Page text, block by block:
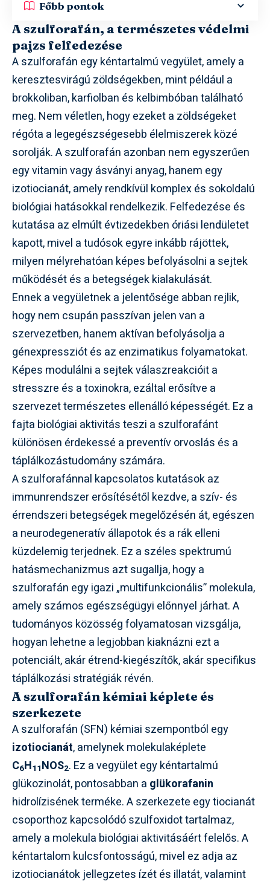
Főbb pontok
A szulforafán, a természetes védelmi
pajzs felfedezése
A szulforafán egy kéntartalmú vegyület, amely a
keresztesvirágú zöldségekben, mint például a
brokkoliban, karfiolban és kelbimbóban található
meg. Nem véletlen, hogy ezeket a zöldségeket
régóta a legegészségesebb élelmiszerek közé
sorolják. A szulforafán azonban nem egyszerűen
egy vitamin vagy ásványi anyag, hanem egy
izotiocianát, amely rendkívül komplex és sokoldalú
biológiai hatásokkal rendelkezik. Felfedezése és
kutatása az elmúlt évtizedekben óriási lendületet
kapott, mivel a tudósok egyre inkább rájöttek,
milyen mélyrehatóan képes befolyásolni a sejtek
működését és a betegségek kialakulását.
Ennek a vegyületnek a jelentősége abban rejlik,
hogy nem csupán passzívan jelen van a
szervezetben, hanem aktívan befolyásolja a
génexpressziót és az enzimatikus folyamatokat.
Képes modulálni a sejtek válaszreakcióit a
stresszre és a toxinokra, ezáltal erősítve a
szervezet természetes ellenálló képességét. Ez a
fajta biológiai aktivitás teszi a szulforafánt
különösen érdekessé a preventív orvoslás és a
táplálkozástudomány számára.
A szulforafánnal kapcsolatos kutatások az
immunrendszer erősítésétől kezdve, a szív- és
érrendszeri betegségek megelőzésén át, egészen
a neurodegeneratív állapotok és a rák elleni
küzdelemig terjednek. Ez a széles spektrumú
hatásmechanizmus azt sugallja, hogy a
szulforafán egy igazi „multifunkcionális” molekula,
amely számos egészségügyi előnnyel járhat. A
tudományos közösség folyamatosan vizsgálja,
hogyan lehetne a legjobban kiaknázni ezt a
potenciált, akár étrend-kiegészítők, akár specifikus
táplálkozási stratégiák révén.
A szulforafán kémiai képlete és
szerkezete
A szulforafán (SFN) kémiai szempontból egy
izotiocianát, amelynek molekulaképlete
C6H11NOS2. Ez a vegyület egy kéntartalmú
glükozinolát, pontosabban a glükorafanin
hidrolízisének terméke. A szerkezete egy tiocianát
csoporthoz kapcsolódó szulfoxidot tartalmaz,
amely a molekula biológiai aktivitásáért felelős. A
kéntartalom kulcsfontosságú, mivel ez adja az
izotiocianátok jellegzetes ízét és illatát, valamint